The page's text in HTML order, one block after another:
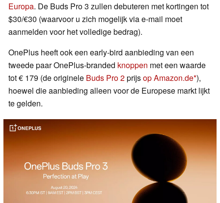
Europa. De Buds Pro 3 zullen debuteren met kortingen tot
$30/€30 (waarvoor u zich mogelijk via e-mail moet
aanmelden voor het volledige bedrag).
OnePlus heeft ook een early-bird aanbieding van een
tweede paar OnePlus-branded knoppen met een waarde
tot € 179 (de originele Buds Pro 2prijsop Amazon.de ),
hoewel die aanbieding alleen voor de Europese markt lijkt
te gelden.